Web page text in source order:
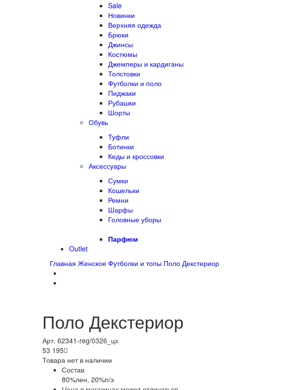
Sale
Новинки
Верхняя одежда
Брюки
Джинсы
Костюмы
Джемперы и кардиганы
Толстовки
Футболки и поло
Пиджаки
Рубашки
Шорты
Обувь
Туфли
Ботинки
Кеды и кроссовки
Аксессуары
Сумки
Кошельки
Ремни
Шарфы
Головные уборы
Парфюм
Outlet
Главная Женское Футболки и топы Поло Декстериор
Поло Декстериор
Арт. 62341-reg/0326_цх
53 195
Товара нет в наличии
Состав
80%лен, 20%п/э